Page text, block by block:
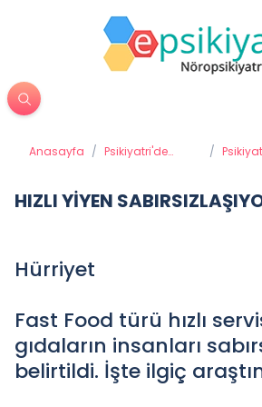
Anasayfa / Psikiyatri'de
/
HIZLI YİYEN
Hürriyet
Fast Food türü hızlı
gıdaların insanları
belirtildi. İşte ilgiç